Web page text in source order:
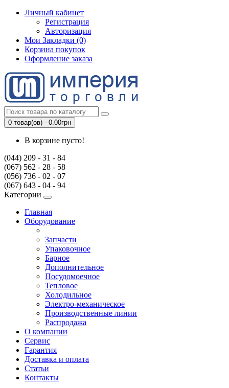
Личный кабинет
Регистрация
Авторизация
Мои Закладки (0)
Корзина покупок
Оформление заказа
0 товар(ов) - 0.00грн
В корзине пусто!
(044) 209 - 31 - 84
(067) 562 - 28 - 58
(056) 736 - 02 - 07
(067) 643 - 04 - 94
Категории
Главная
Оборудование
Запчасти
Упаковочное
Барное
Дополнительное
Посудомоечное
Тепловое
Холодильное
Электро-механическое
Производственные линии
Распродажа
О компании
Сервис
Гарантия
Доставка и оплата
Статьи
Контакты